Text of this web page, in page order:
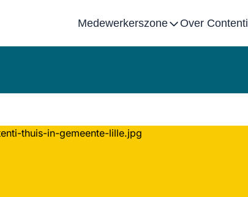
Medewerkerszone Over Contenti